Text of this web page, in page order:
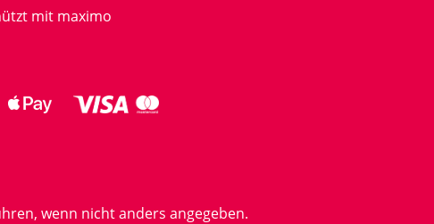
mit maximo
wenn nicht anders angegeben.